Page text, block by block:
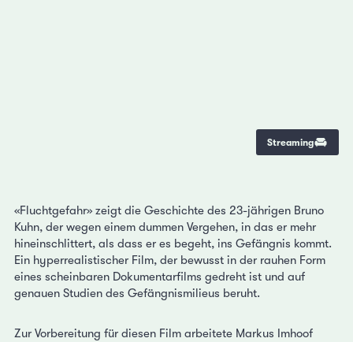
Streaming
«Fluchtgefahr» zeigt die Geschichte des 23-jährigen Bruno
Kuhn, der wegen einem dummen Vergehen, in das er mehr
hineinschlittert, als dass er es begeht, ins Gefängnis kommt.
Ein hyperrealistischer Film, der bewusst in der rauhen Form
eines scheinbaren Dokumentarfilms gedreht ist und auf
genauen Studien des Gefängnismilieus beruht.
Zur Vorbereitung für diesen Film arbeitete Markus Imhoof